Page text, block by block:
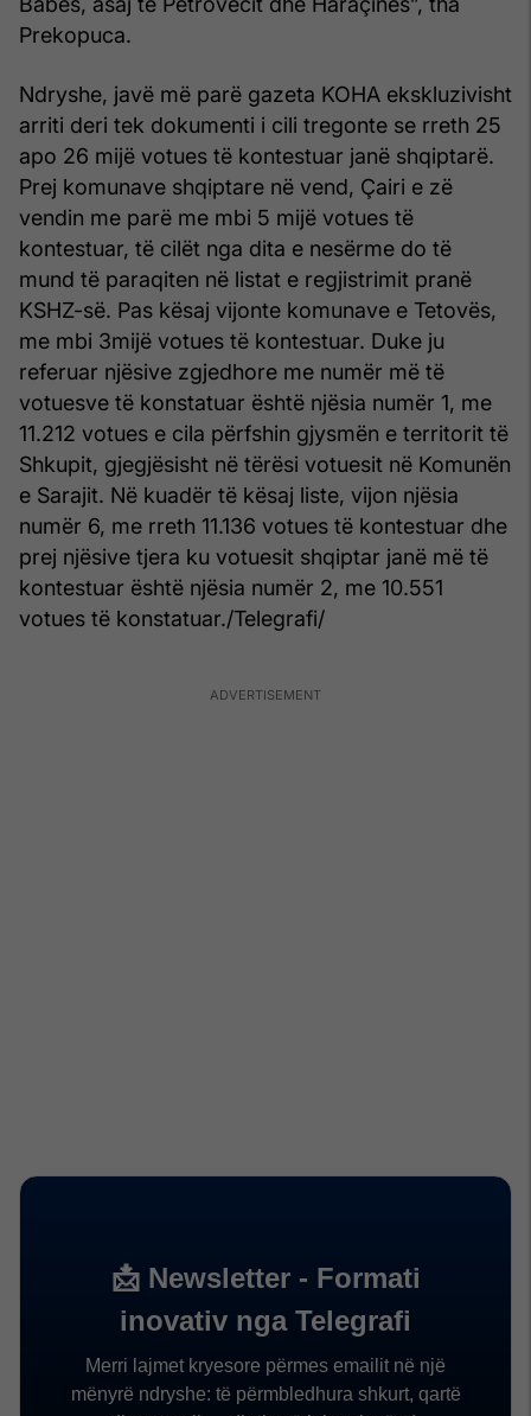
Prekopuca.
Ndryshe, javë më parë gazeta KOHA ekskluzivisht
arriti deri tek dokumenti i cili tregonte se rreth 25
apo 26 mijë votues të kontestuar janë shqiptarë.
Prej komunave shqiptare në vend, Çairi e zë
vendin me parë me mbi 5 mijë votues të
kontestuar, të cilët nga dita e nesërme do të
mund të paraqiten në listat e regjistrimit pranë
KSHZ-së. Pas kësaj vijonte komunave e Tetovës,
me mbi 3mijë votues të kontestuar. Duke ju
referuar njësive zgjedhore me numër më të
votuesve të konstatuar është njësia numër 1, me
11.212 votues e cila përfshin gjysmën e territorit të
Shkupit, gjegjësisht në tërësi votuesit në Komunën
e Sarajit. Në kuadër të kësaj liste, vijon njësia
numër 6, me rreth 11.136 votues të kontestuar dhe
prej njësive tjera ku votuesit shqiptar janë më të
kontestuar është njësia numër 2, me 10.551
votues të konstatuar./Telegrafi/